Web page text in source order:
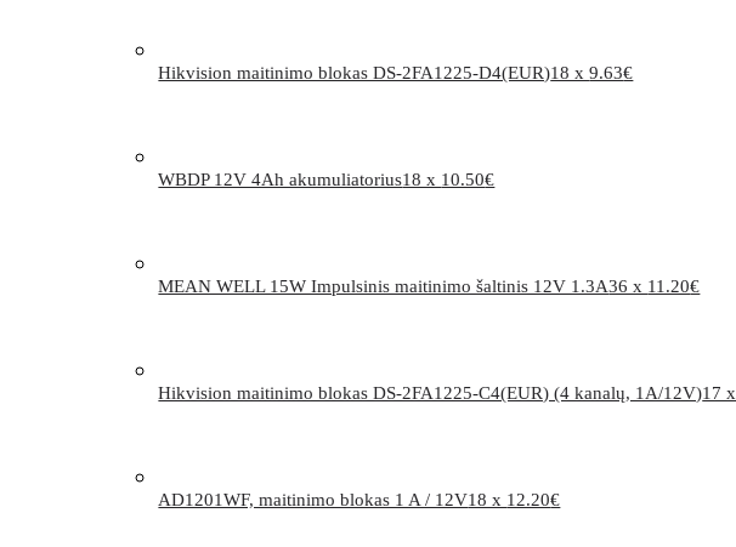
Hikvision maitinimo blokas DS-2FA1225-D4(EUR)18 x9.63€
WBDP 12V 4Ah akumuliatorius18 x 10.50€
MEAN WELL 15W Impulsinis maitinimo šaltinis 12V 1.3A36 x 11.20€
Hikvision maitinimo blokas DS-2FA1225-C4(EUR) (4 kanalų, 1A/12V)17 x
AD1201WF, maitinimo blokas 1 A / 12V18 x 12.20€